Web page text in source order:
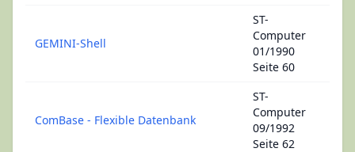
GEMINI-Shell
ST-
Computer
01/1990
Seite 60
ComBase - Flexible Datenbank
ST-
Computer
09/1992
Seite 62